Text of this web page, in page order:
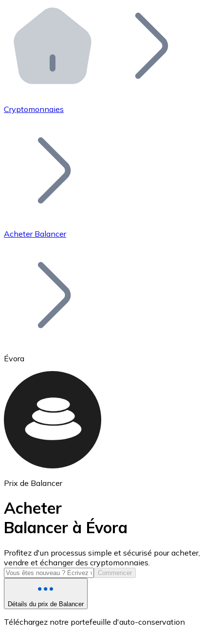
Distributeurs automatiques Bitnovo
Intégrez un ATM Bitnovo dans votre entreprise et
API Bitnovo
Intégrez notre API dans votre écosystème.
Rejoignez notre réseau de distributeurs et
Ajoutez le token de votre projet à notre service
Bitcoin
Ethereum
ETH
USD Coin
USDC
Cryptomonnaies
Acheter Balancer
Évora
Prix de Balancer
Acheter
Balancer à Évora
Profitez d'un processus simple et sécurisé pour acheter,
vendre et échanger des cryptomonnaies.
Commencer
Détails du prix de Balancer
Téléchargez notre portefeuille d'auto-conservation